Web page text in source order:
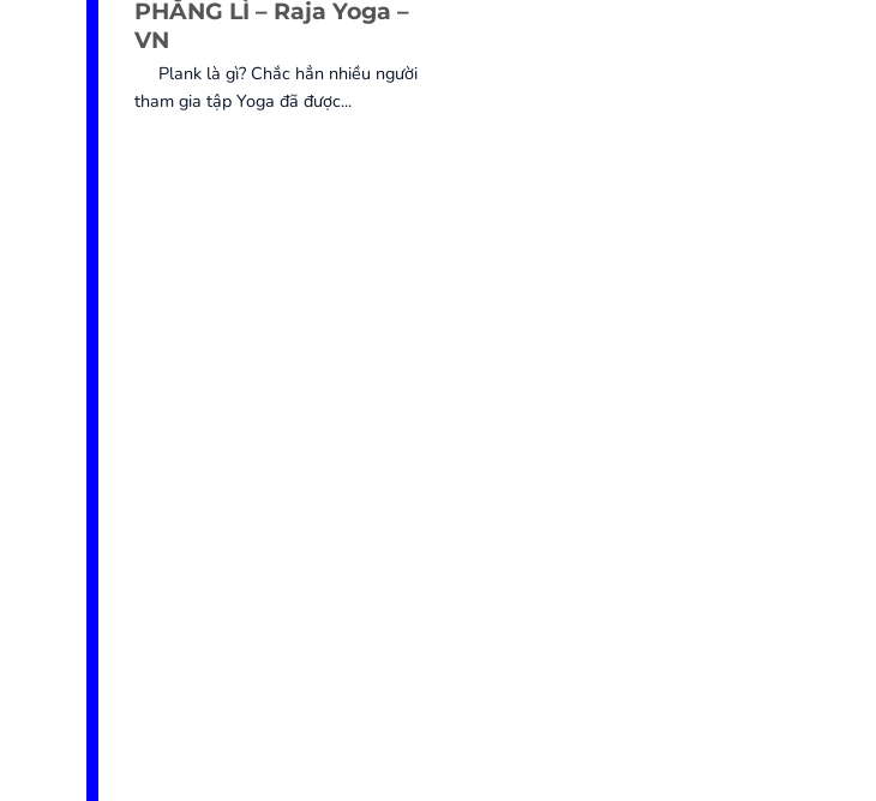
PHẲNG LÌ – Raja Yoga –
VN
Plank là gì? Chắc hẳn nhiều người
tham gia tập Yoga đã được...